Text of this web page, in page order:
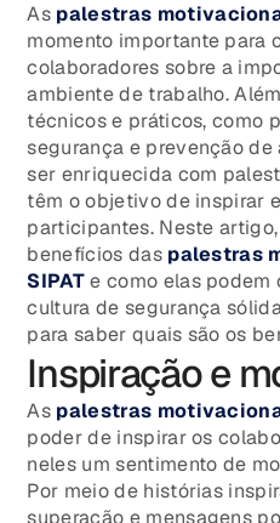
As palestras
momento importante para
colaboradores sobre a
ambiente de trabalho.
técnicos e práticos, como
segurança e prevenção de
ser enriquecida com
têm o objetivo de inspirar
participantes. Neste
benefícios das palestras
SIPATe como elas
cultura de segurança
para saber quais são os
Inspiração e
As palestras
poder de inspirar os
neles um sentimento de
Por meio de histórias
superação e mensagens